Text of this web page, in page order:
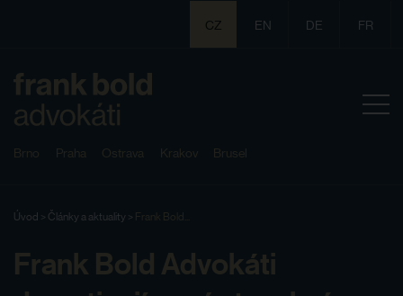
CZ EN DE FR
Brno Praha Ostrava Krakov Brusel
Úvod > Články a aktuality > Frank Bold...
Frank Bold Advokáti